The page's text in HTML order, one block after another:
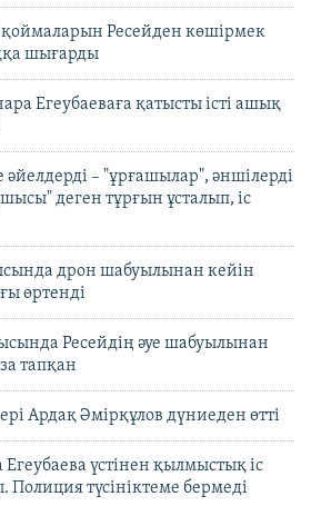
қоймаларын Ресейден көшірмек
шығарды
Егеубаеваға қатысты істі ашық
әйелдерді – "ұрғашылар", әншілерді
деген тұрғын ұсталып, іс
дрон шабуылынан кейін
өртенді
Ресейдің әуе шабуылынан
тапқан
Ардақ Әмірқұлов дүниеден өтті
үстінен қылмыстық іс
Полиция түсініктеме бермеді